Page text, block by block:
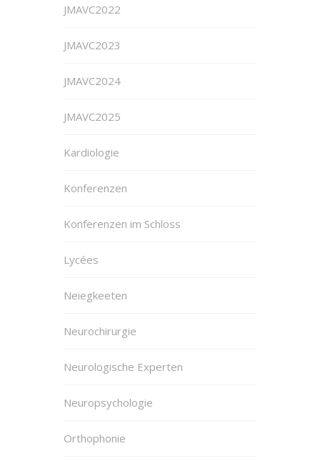
JMAVC2022
JMAVC2023
JMAVC2024
JMAVC2025
Kardiologie
Konferenzen
Konferenzen im Schloss
Lycées
Neiegkeeten
Neurochirurgie
Neurologische Experten
Neuropsychologie
Orthophonie